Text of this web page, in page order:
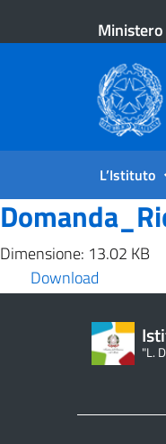
L’Istituto
Dimensione: 13.02 KB
Download
"L.